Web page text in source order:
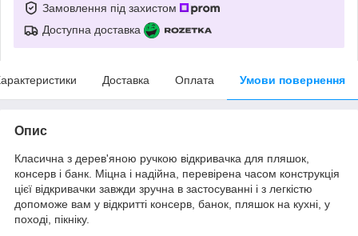
Замовлення під захистом
Доступна доставка
Доставка Оплата Умови повернення
Опис
Класична з дерев'яною ручкою відкривачка для пляшок,
консерв і банк. Міцна і надійна, перевірена часом конструкція
цієї відкривачки завжди зручна в застосуванні і з легкістю
допоможе вам у відкритті консерв, банок, пляшок на кухні, у
поході, пікніку.